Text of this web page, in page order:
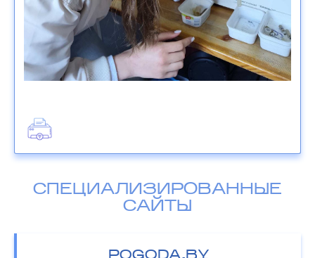
СПЕЦИАЛИЗИРОВАННЫЕ
САЙТЫ